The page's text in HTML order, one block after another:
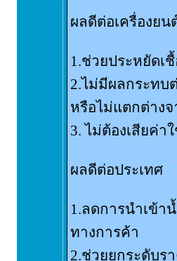
ผลดีต่อเครื่องยน
1.ช่วยประหยัดเ
2.ไม่มีผลกระทบ
หรือไม่แตกต่าง
3. ไม่ต้องเสียค่า
ผลดีต่อประเทศ
1.ลดการนำเข้า
ทางการค้า
2.ช่วยยกระดับร